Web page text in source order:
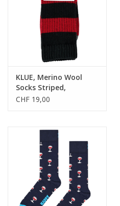
KLUE, Merino Wool
Socks Striped,
black/red, 36-40
CHF 19,00